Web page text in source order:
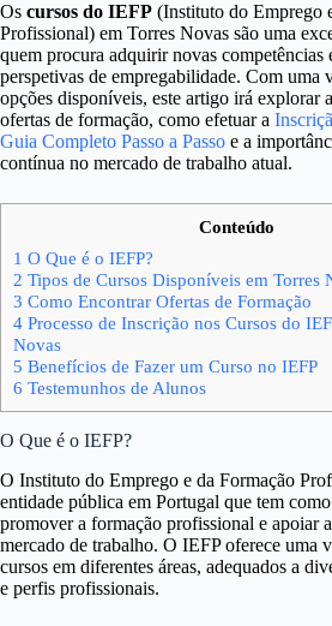
Os cursos do IEFP (Instituto do Emprego
Profissional) em Torres Novas são uma
quem procura adquirir novas competências
perspetivas de empregabilidade. Com uma
opções disponíveis, este artigo irá explorar
ofertas de formação, como efetuar a
Guia Completo Passo a Passo e a
contínua no mercado de trabalho atual.
Conteúdo
1 O Que é o IEFP?
2 Tipos de Cursos Disponíveis em Torres
3 Como Encontrar Ofertas de Formação
4 Processo de Inscrição nos Cursos do
Novas
5 Benefícios de Fazer um Curso no IEFP
6 Testemunhos de Alunos
O Que é o IEFP?
O Instituto do Emprego e da Formação
entidade pública em Portugal que tem
promover a formação profissional e apoiar
mercado de trabalho. O IEFP oferece uma
cursos em diferentes áreas, adequados a
e perfis profissionais.